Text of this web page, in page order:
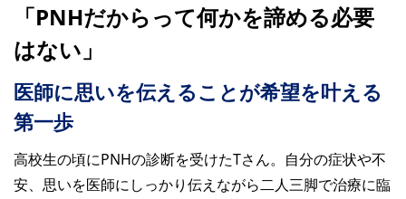
「PNHだからって何かを諦める必要
はない」
医師に思いを伝えることが希望を叶える
第一歩
高校生の頃にPNHの診断を受けたTさん。自分の症状や不
安、思いを医師にしっかり伝えながら二人三脚で治療に臨